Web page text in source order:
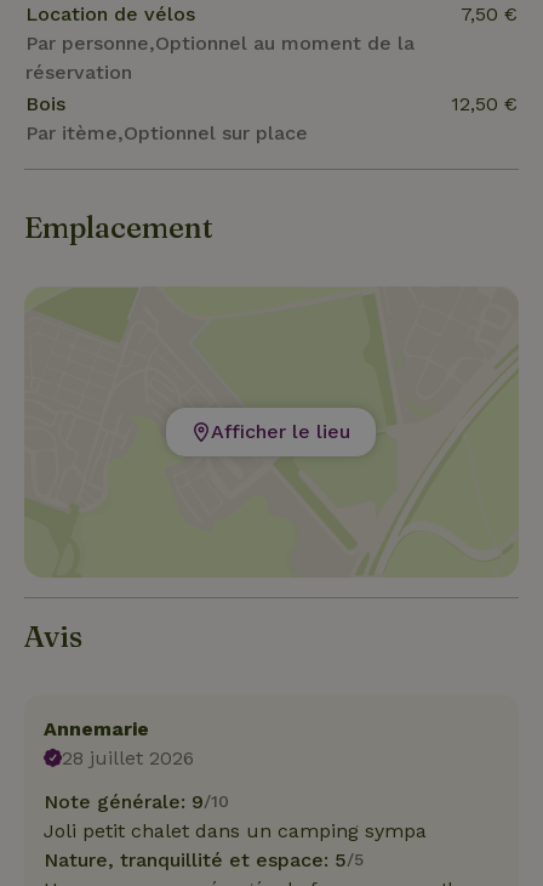
Location de vélos
Par personne,Optionnel au moment de la
réservation
7,50 €
Bois
Par itème,Optionnel sur place
12,50 €
Emplacement
Afficher le lieu
Avis
Annemarie
28 juillet 2026
Note générale: 9/10
Joli petit chalet dans un camping sympa
Nature, tranquillité et espace: 5/5